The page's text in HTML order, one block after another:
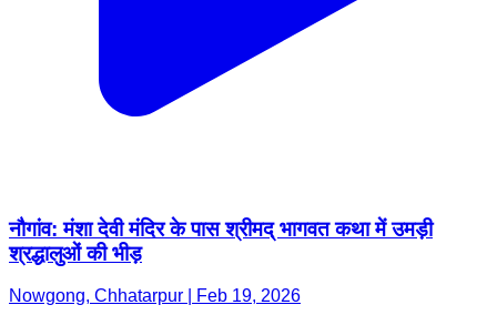
नौगांव: मंशा देवी मंदिर के पास श्रीमद् भागवत कथा में उमड़ी
श्रद्धालुओं की भीड़
Nowgong, Chhatarpur | Feb 19, 2026